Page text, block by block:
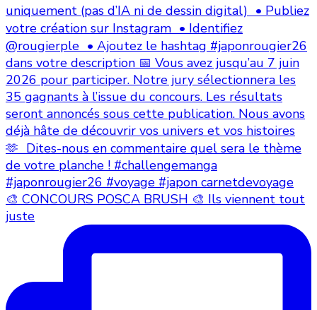
🎨 CONCOURS POSCA BRUSH 🎨 Ils viennent tout
juste